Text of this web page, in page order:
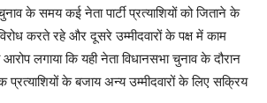
के समय कई नेता पार्टी प्रत्याशियों को जिताने के
करते रहे और दूसरे उम्मीदवारों के पक्ष में काम
लगाया कि यही नेता विधानसभा चुनाव के दौरान
के बजाय अन्य उम्मीदवारों के लिए सक्रिय